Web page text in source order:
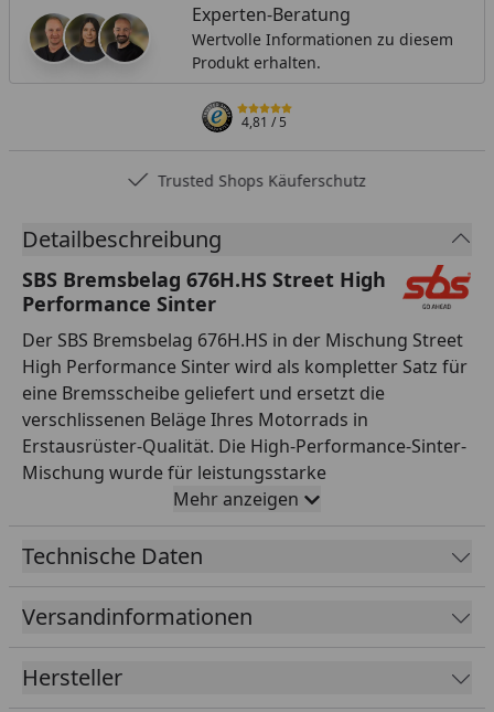
Experten-Beratung
Wertvolle Informationen zu diesem
Produkt erhalten.
4,81/ 5
Trusted Shops Käuferschutz
Detailbeschreibung
SBS Bremsbelag 676H.HS Street High
Performance Sinter
Der SBS Bremsbelag 676H.HS in der Mischung Street
High Performance Sinter wird als kompletter Satz für
eine Bremsscheibe geliefert und ersetzt die
verschlissenen Beläge Ihres Motorrads in
Erstausrüster-Qualität. Die High-Performance-Sinter-
Mischung wurde für leistungsstarke
Straßenmotorräder entwickelt und bietet maximalen
Biss, hohe thermische Belastbarkeit und konstante
Reibwerte – auch bei harten Bremsmanövern und im
Qualität für kompromisslose Bremsperformance auf
der Straße. Alle SBS Bremsbeläge werden asbestfrei
Qualitätskontrolle und sind exakt auf die jeweilige
Mehr anzeigen
Technische Daten
Versandinformationen
Hersteller